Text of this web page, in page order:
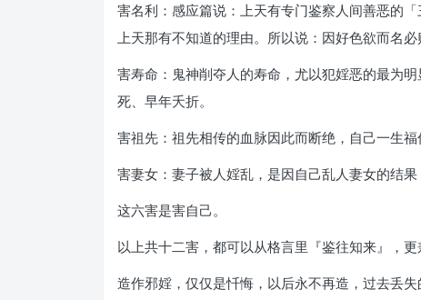
害名利：感应篇说：上天有专门鉴察人间善恶的
上天那有不知道的理由。所以说：因好色欲而名必
害寿命：鬼神削夺人的寿命，尤以犯婬恶的最为
死、早年夭折。
害祖先：祖先相传的血脉因此而断绝，自己一生福
害妻女：妻子被人婬乱，是因自己乱人妻女的结
这六害是害自己。
以上共十二害，都可以从格言里『鉴往知来』，
造作邪婬，仅仅是忏悔，以后永不再造，过去丢